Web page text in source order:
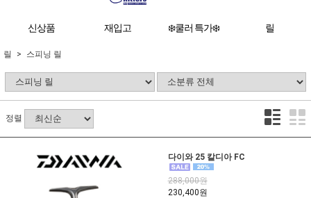
신상품 재입고 ❄️쿨러 특가❄️ 릴
릴 스피닝 릴
정렬
다이와 25 칼디아 FC
288,000원
230,400원